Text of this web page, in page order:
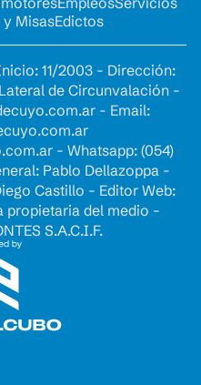
y MisasEdictos
11/2003 - Dirección:
de Circunvalación -
- Email:
- Whatsapp: (054)
Pablo Dellazoppa -
Castillo - Editor Web:
propietaria del medio -
S.A.C.I.F.